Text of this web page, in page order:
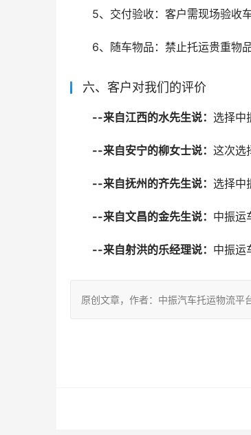
5、交付验收：客户需现场验收
6、随车物品：禁止托运贵重物
六、客户对我们的评价
--来自江西的水先生说： 选择中
--来自安宁的柳女士说： 这次选
--来自抚州的齐先生说： 选择中
--来自文昌的金先生说： 中振运
--来自射洪的乐经理说： 中振运
原创文章，作者：中振汽车托运物流